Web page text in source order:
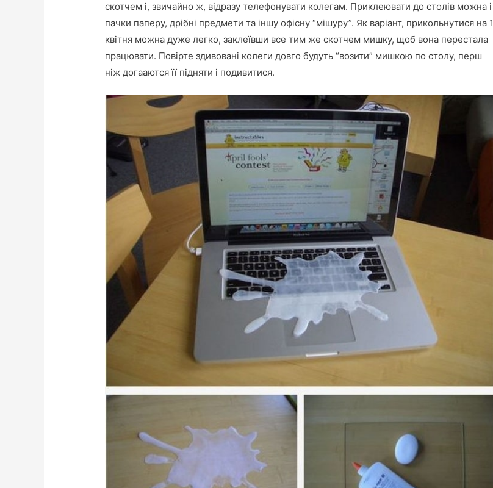
скотчем і, звичайно ж, відразу телефонувати колегам. Приклеювати до столів можна і
пачки паперу, дрібні предмети та іншу офісну “мішуру”. Як варіант, прикольнутися на 1
квітня можна дуже легко, заклеївши все тим же скотчем мишку, щоб вона перестала
працювати. Повірте здивовані колеги довго будуть “возити” мишкою по столу, перш
ніж догааются її підняти і подивитися.